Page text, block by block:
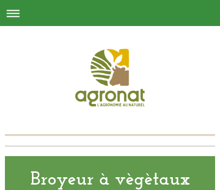
Broyeur à vègètaux